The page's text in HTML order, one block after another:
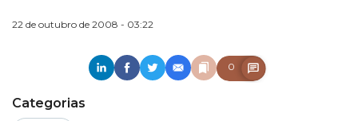
22 de outubro de 2008 - 03:22
0
Categorias